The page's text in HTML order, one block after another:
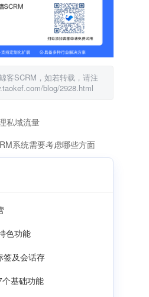
客SCRM，如若转载，请注
blog/2928.html
私域流量
系统需要考虑哪些方面
色功能
签及会话存
基础功能